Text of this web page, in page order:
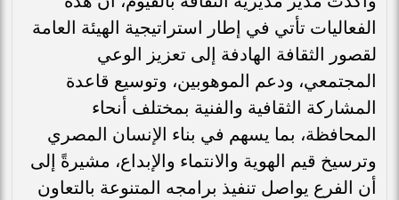
الفعاليات تأتي في إطار استراتيجية الهيئة العامة
لقصور الثقافة الهادفة إلى تعزيز الوعي
المجتمعي، ودعم الموهوبين، وتوسيع قاعدة
المشاركة الثقافية والفنية بمختلف أنحاء
المحافظة، بما يسهم في بناء الإنسان المصري
وترسيخ قيم الهوية والانتماء والإبداع، مشيرةً إلى
أن الفرع يواصل تنفيذ برامجه المتنوعة بالتعاون